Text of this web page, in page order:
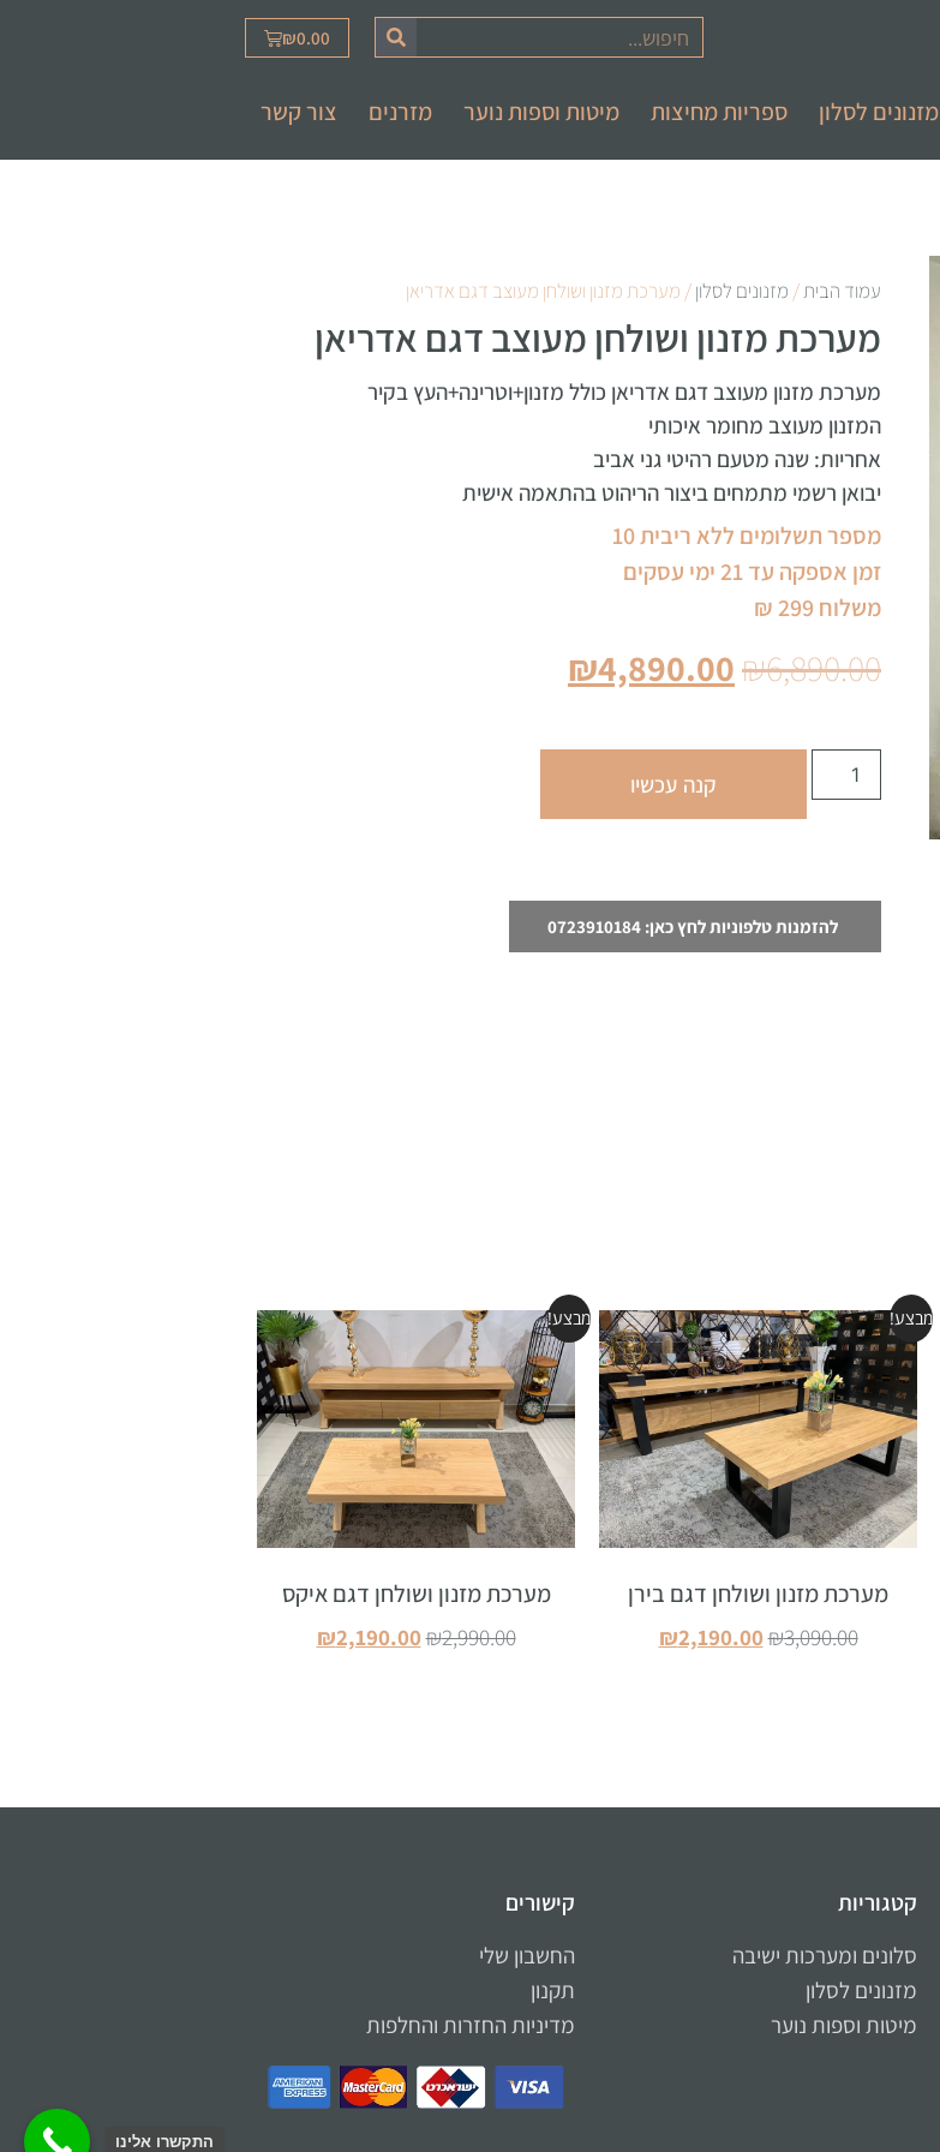
₪0.00
מזנונים לסלון ספריות מחיצות מיטות וספות נוער מזרנים צור קשר
עמוד הבית/ מזנונים לסלון/ מערכת מזנון ושולחן מעוצב דגם אדריאן
מערכת מזנון ושולחן מעוצב דגם אדריאן
מערכת מזנון מעוצב דגם אדריאן כולל מזנון+וטרינה+העץ בקיר
המזנון מעוצב מחומר איכותי
אחריות: שנה מטעם רהיטי גני אביב
יבואן רשמי מתמחים ביצור הריהוט בהתאמה אישית
מספר תשלומים ללא ריבית 10
זמן אספקה עד 21 ימי עסקים
משלוח 299 ₪
₪6,890.00
₪4,890.00
קנה עכשיו
להזמנות טלפוניות לחץ כאן: 0723910184
מבצע!
מערכת מזנון ושולחן דגם בירן
₪3,090.00
₪2,190.00
מבצע!
מערכת מזנון ושולחן דגם איקס
₪2,990.00
₪2,190.00
קטגוריות
סלונים ומערכות ישיבה
מזנונים לסלון
מיטות וספות נוער
קישורים
החשבון שלי
תקנון
מדיניות החזרות והחלפות
התקשרו אלינו